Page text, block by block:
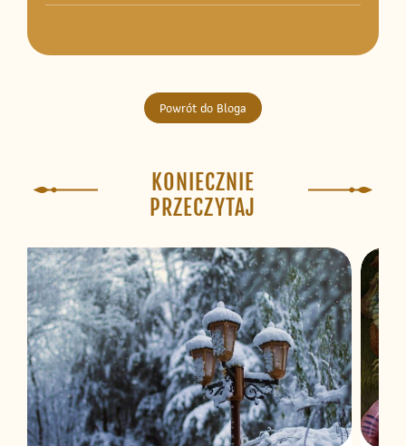
Powrót do Bloga
KONIECZNIE
PRZECZYTAJ